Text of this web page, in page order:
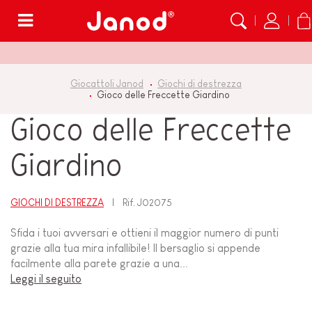
Giocattoli Janod
Giochi di destrezza
Gioco delle Freccette Giardino
Gioco delle Freccette
Giardino
GIOCHI DI DESTREZZA Rif.J02075
Sfida i tuoi avversari e ottieni il maggior numero di punti
grazie alla tua mira infallibile! Il bersaglio si appende
facilmente alla parete grazie a una...
Leggi il seguito